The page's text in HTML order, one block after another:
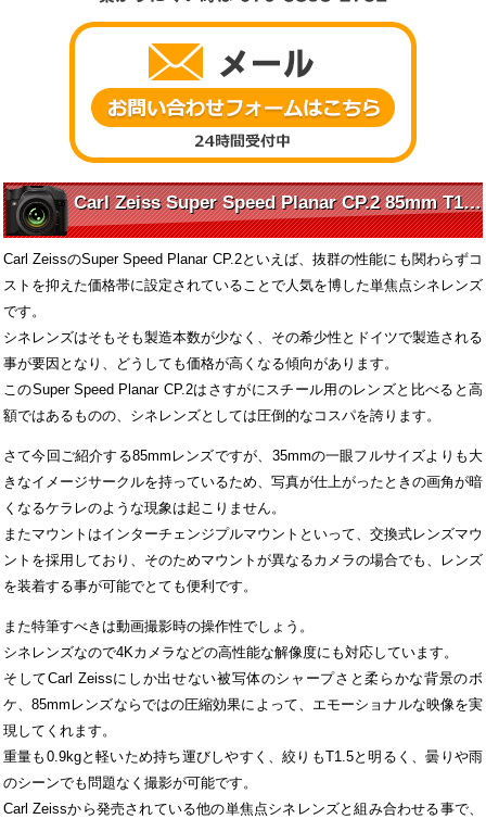
Carl Zeiss Super Speed Planar CP.2 85mm T1.5 の魅力に迫る
Carl ZeissのSuper Speed Planar CP.2といえば、抜群の性能にも関わらずコ
ストを抑えた価格帯に設定されていることで人気を博した単焦点シネレンズ
です。
シネレンズはそもそも製造本数が少なく、その希少性とドイツで製造される
事が要因となり、どうしても価格が高くなる傾向があります。
このSuper Speed Planar CP.2はさすがにスチール用のレンズと比べると高
額ではあるものの、シネレンズとしては圧倒的なコスパを誇ります。
さて今回ご紹介する85mmレンズですが、35mmの一眼フルサイズよりも大
きなイメージサークルを持っているため、写真が仕上がったときの画角が暗
くなるケラレのような現象は起こりません。
またマウントはインターチェンジプルマウントといって、交換式レンズマウ
ントを採用しており、そのためマウントが異なるカメラの場合でも、レンズ
を装着する事が可能でとても便利です。
また特筆すべきは動画撮影時の操作性でしょう。
シネレンズなので4Kカメラなどの高性能な解像度にも対応しています。
そしてCarl Zeissにしか出せない被写体のシャープさと柔らかな背景のボ
ケ、85mmレンズならではの圧縮効果によって、エモーショナルな映像を実
現してくれます。
重量も0.9kgと軽いため持ち運びしやすく、絞りもT1.5と明るく、曇りや雨
のシーンでも問題なく撮影が可能です。
Carl Zeissから発売されている他の単焦点シネレンズと組み合わせる事で、